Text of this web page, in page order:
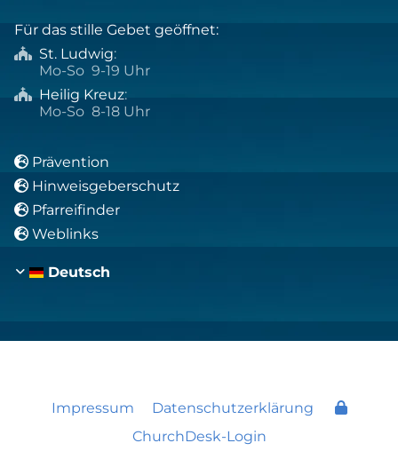
Für das stille Gebet geöffnet:
 St. Ludwig:
Mo-So 9-19 Uhr
 Heilig Kreuz:
Mo-So 8-18 Uhr
 Prävention
 Hinweisgeberschutz
 Pfarreifinder
 Weblinks
Deutsch
Impressum
Datenschutzerklärung
ChurchDesk-Login